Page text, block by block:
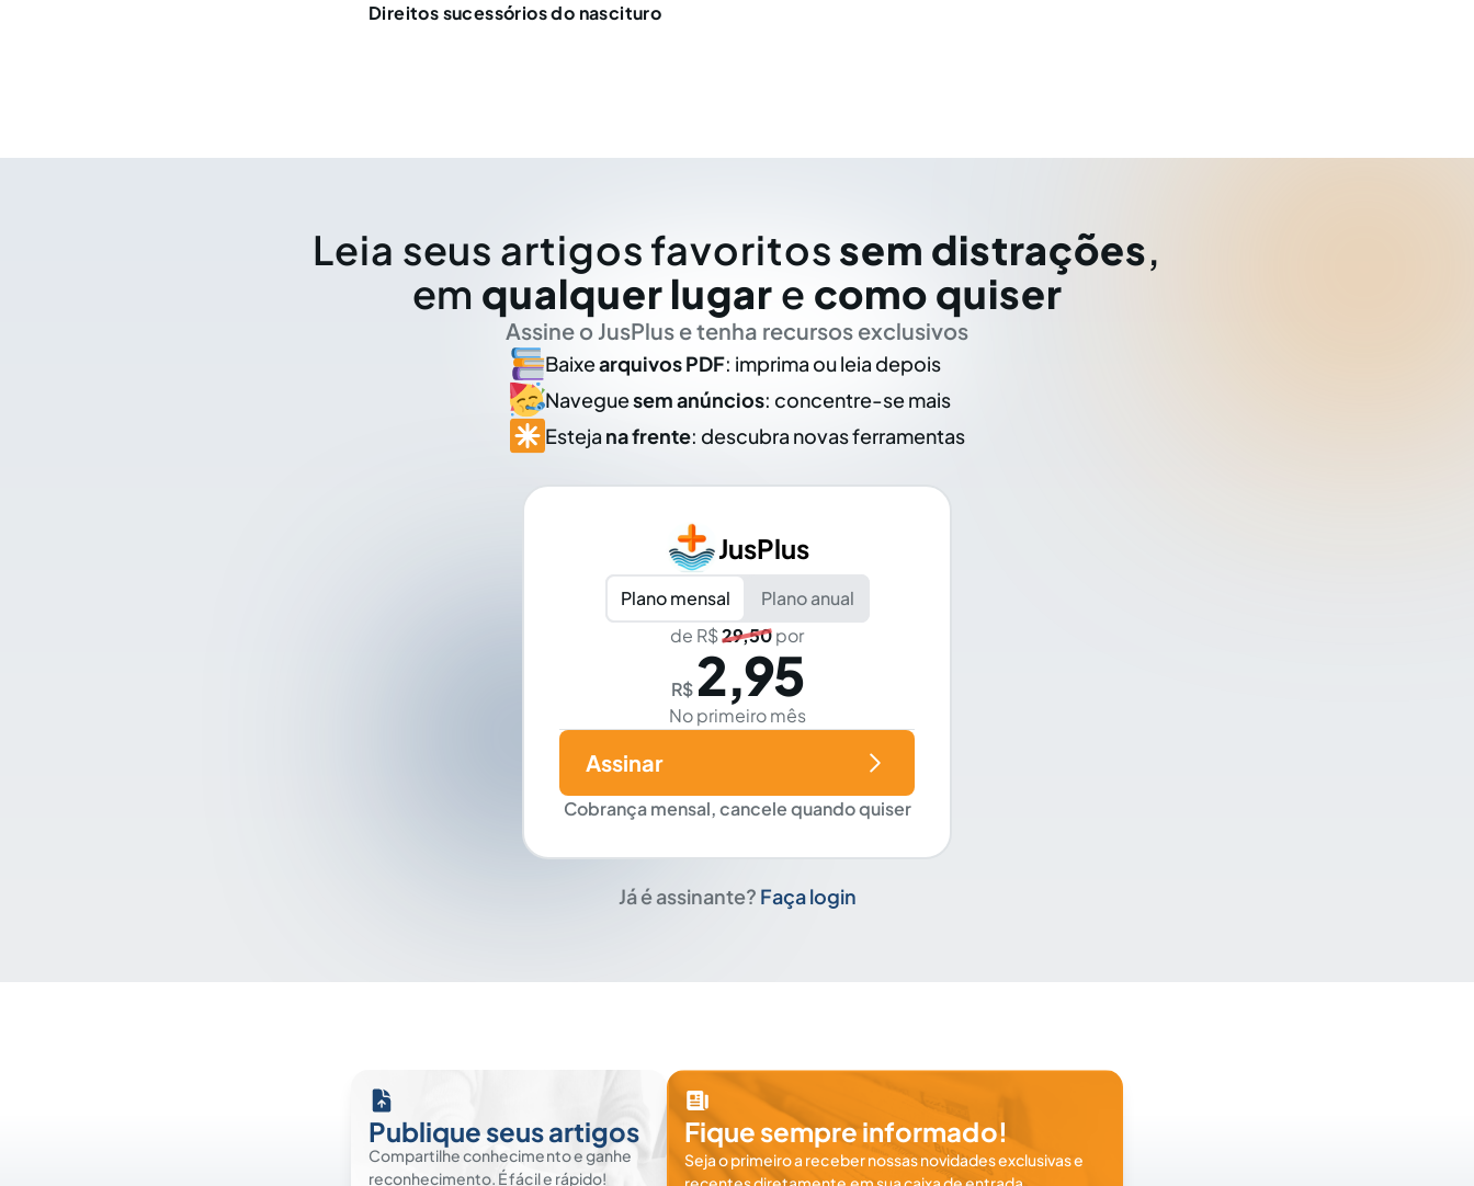
Direitos sucessórios do nascituro
Leia seus artigos favoritos sem distrações,
em qualquer lugar e como quiser
Assine o JusPlus e tenha recursos exclusivos
Baixearquivos PDF: imprima ou leia depois
Naveguesem anúncios: concentre-se mais
Esteja na frente: descubra novas ferramentas
JusPlus
Plano mensal
Plano anual
de R$29,50por
R$ 2,95
No primeiro mês
Cobrança mensal, cancele quando quiser
Assinar
Já é assinante? Faça login
Publique seus artigos
Compartilhe conhecimento e ganhe
reconhecimento. É fácil e rápido!
Fique sempre informado!
Seja o primeiro a receber nossas novidades exclusivas e